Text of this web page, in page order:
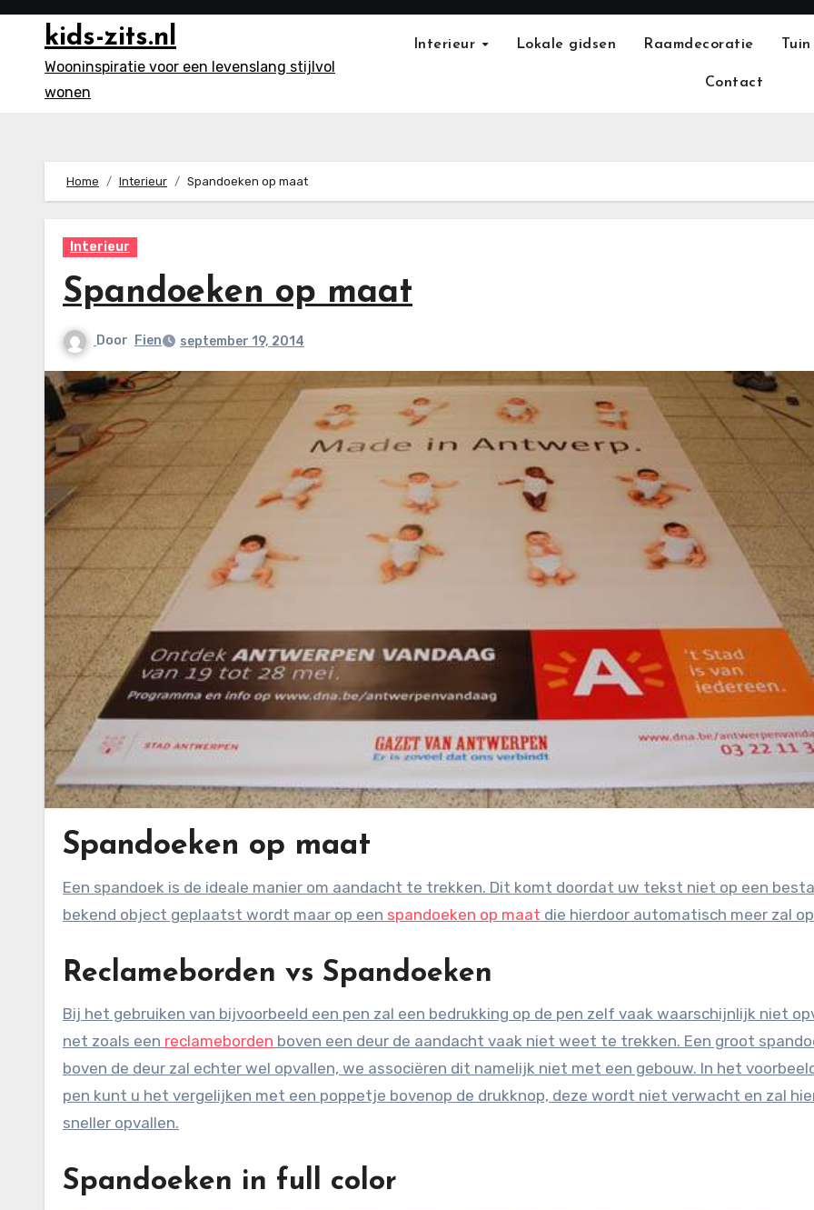
Ga
inhoud
kids-zits.nl
Wooninspiratie voor een levenslang stijlvol
wonen
Interieur Lokale gidsen Raamdecoratie Tuin
Contact
Home Interieur Spandoeken op maat
Interieur
Spandoeken op maat
Door Fien september 19, 2014
Spandoeken op maat
Een spandoek is de ideale manier om aandacht te trekken. Dit komt doordat uw tekst niet op een bestaand en
bekend object geplaatst wordt maar op een spandoeken op maat die hierdoor automatisch meer zal
Reclameborden vs Spandoeken
Bij het gebruiken van bijvoorbeeld een pen zal een bedrukking op de pen zelf vaak waarschijnlijk niet
net zoals een reclameborden boven een deur de aandacht vaak niet weet te trekken. Een groot
boven de deur zal echter wel opvallen, we associëren dit namelijk niet met een gebouw. In het
pen kunt u het vergelijken met een poppetje bovenop de drukknop, deze wordt niet verwacht en zal
sneller opvallen.
Spandoeken in full color